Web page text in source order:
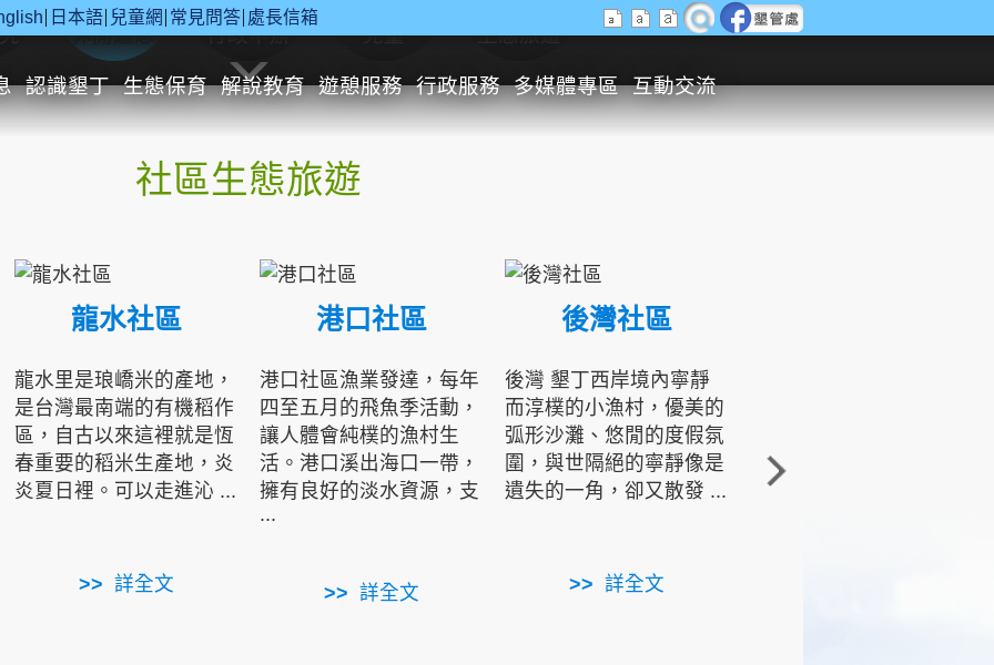
日本語 兒童網 常見問答 處長信箱
認識墾丁 生態保育 解說教育 遊憩服務 行政服務 多媒體專區 互動交流
休閒遊憩 行政申辦 兒童 生態旅遊
社區生態旅遊
龍水社區
龍水里是琅嶠米的產地，
是台灣最南端的有機稻作
區，自古以來這裡就是恆
春重要的稻米生產地，炎
炎夏日裡。可以走進沁 ...
詳全文
港口社區
港口社區漁業發達，每年
四至五月的飛魚季活動，
讓人體會純樸的漁村生
活。港口溪出海口一帶，
擁有良好的淡水資源，支
...
詳全文
後灣社區
後灣 墾丁西岸境內寧靜
而淳樸的小漁村，優美的
弧形沙灘、悠閒的度假氛
圍，與世隔絕的寧靜像是
遺失的一角，卻又散發 ...
詳全文
角的端點，冬季海浪拍打
著礁岸，旺盛的侵蝕作